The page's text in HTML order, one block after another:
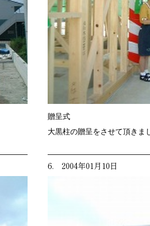
贈呈式
大黒柱の贈呈をさせて頂きま
6. 2004年01月10日